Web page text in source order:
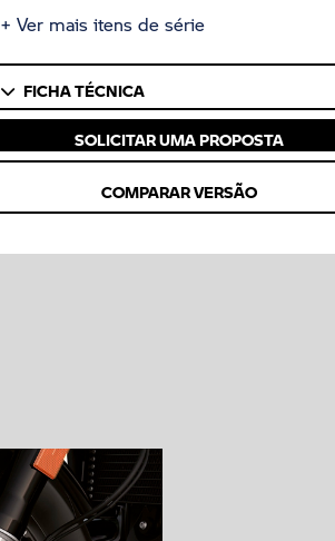
+ Ver mais itens de série
FICHA TÉCNICA
SOLICITAR UMA PROPOSTA
COMPARAR VERSÃO